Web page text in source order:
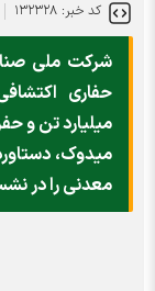
کد خبر: ۱۳۲۳۲۸
میلیارد تن و
میدوک،
معدنی را در